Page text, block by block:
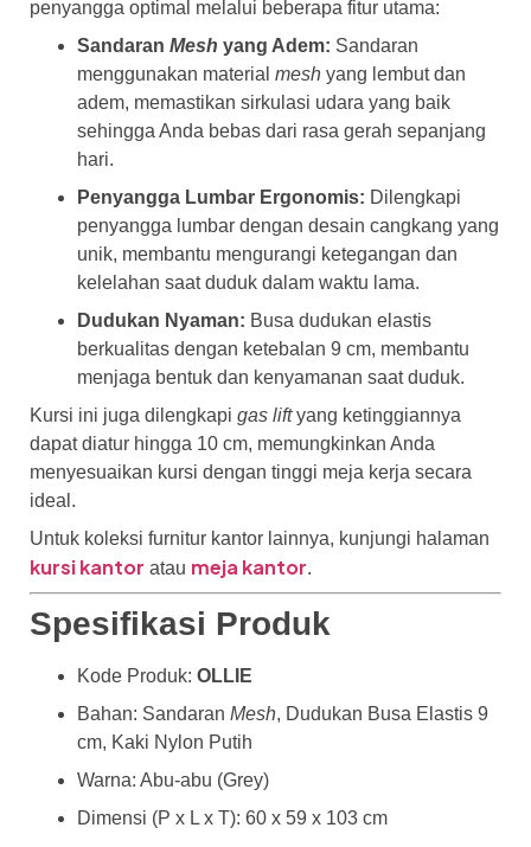
penyangga optimal melalui beberapa fitur utama:
Sandaran Mesh yang Adem: Sandaran
menggunakan material mesh yang lembut dan
adem, memastikan sirkulasi udara yang baik
sehingga Anda bebas dari rasa gerah sepanjang
hari.
Penyangga Lumbar Ergonomis: Dilengkapi
penyangga lumbar dengan desain cangkang yang
unik, membantu mengurangi ketegangan dan
kelelahan saat duduk dalam waktu lama.
Dudukan Nyaman: Busa dudukan elastis
berkualitas dengan ketebalan 9 cm, membantu
menjaga bentuk dan kenyamanan saat duduk.
Kursi ini juga dilengkapi gas liftyang ketinggiannya
dapat diatur hingga 10 cm, memungkinkan Anda
menyesuaikan kursi dengan tinggi meja kerja secara
ideal.
Untuk koleksi furnitur kantor lainnya, kunjungi halaman
kursi kantor atau meja kantor.
Spesifikasi Produk
Kode Produk: OLLIE
Bahan: Sandaran Mesh, Dudukan Busa Elastis 9
cm, Kaki Nylon Putih
Warna: Abu-abu (Grey)
Dimensi (P x L x T): 60 x 59 x 103 cm